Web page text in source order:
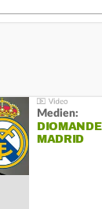
Medien:
MADRID